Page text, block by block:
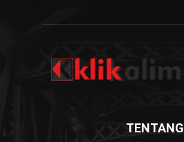
TENTANG